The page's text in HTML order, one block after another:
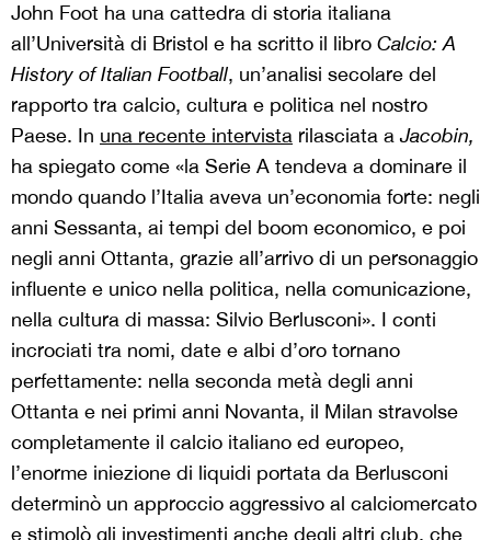
John Foot ha una cattedra di storia italiana
all’Università di Bristol e ha scritto il libro Calcio: A
History of Italian Football, un’analisi secolare del
rapporto tra calcio, cultura e politica nel nostro
Paese. In una recente intervista rilasciata aJacobin,
ha spiegato come «la Serie A tendeva a dominare il
mondo quando l’Italia aveva un’economia forte: negli
anni Sessanta, ai tempi del boom economico, e poi
negli anni Ottanta, grazie all’arrivo di un personaggio
influente e unico nella politica, nella comunicazione,
nella cultura di massa: Silvio Berlusconi». I conti
incrociati tra nomi, date e albi d’oro tornano
perfettamente: nella seconda metà degli anni
Ottanta e nei primi anni Novanta, il Milan stravolse
completamente il calcio italiano ed europeo,
l’enorme iniezione di liquidi portata da Berlusconi
determinò un approccio aggressivo al calciomercato
e stimolò gli investimenti anche degli altri club, che